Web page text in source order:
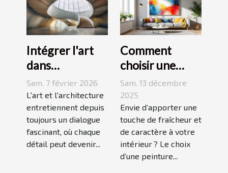
Intégrer l'art
dans
l'architecture :
escaliers
comme moyen
d'expression
Sam. 7 février 2026
L'art et l'architecture
entretiennent depuis
toujours un dialogue
fascinant, où chaque
détail peut devenir...
Comment
choisir une
peinture
moderne pour
dynamiser
votre espace ?
Sam. 13 décembre
2025
Envie d’apporter une
touche de fraîcheur et
de caractère à votre
intérieur ? Le choix
d’une peinture...